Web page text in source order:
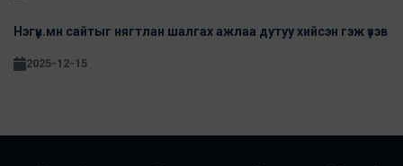
Нэгүүн.мн сайтыг нягтлан шалгах ажлаа дутуу хийсэн гэж үзэв
2025-12-15